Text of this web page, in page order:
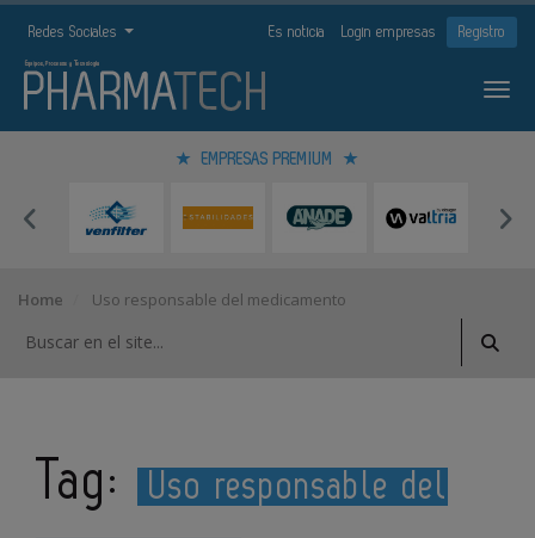
Redes Sociales Es noticia Login empresas Registro
EMPRESAS PREMIUM
Home Uso responsable del medicamento
Tag:
Uso responsable del